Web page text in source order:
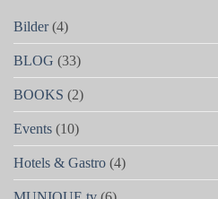
Bilder(4)
BLOG (33)
BOOKS (2)
Events (10)
Hotels & Gastro (4)